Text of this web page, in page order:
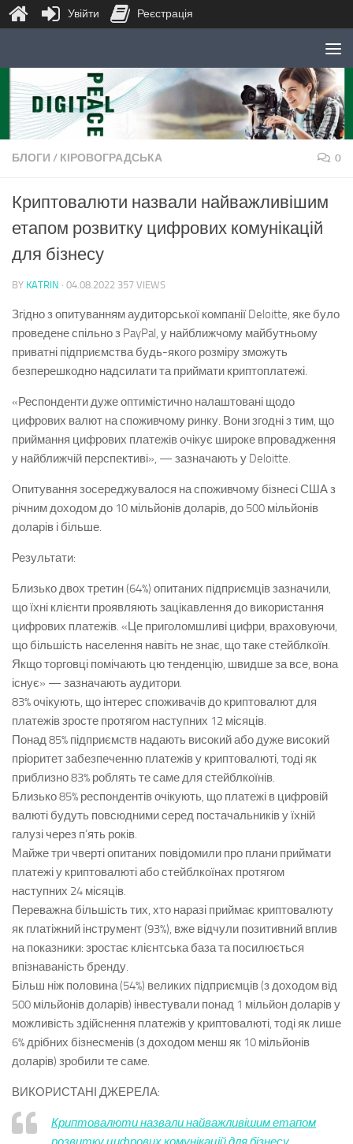
Skip to content
БЛОГИ / КІРОВОГРАДСЬКА 0
Криптовалюти назвали найважливішим
етапом розвитку цифрових комунікацій
для бізнесу
BY KATRIN · 04.08.2022 357 VIEWS
Згідно з опитуванням аудиторської компанії Deloitte, яке було
проведене спільно з PayPal, у найближчому майбутньому
приватні підприємства будь-якого розміру зможуть
безперешкодно надсилати та приймати криптоплатежі.
«Респонденти дуже оптимістично налаштовані щодо
цифрових валют на споживчому ринку. Вони згодні з тим, що
приймання цифрових платежів очікує широке впровадження
у найближчій перспективі», — зазначають у Deloitte.
Опитування зосереджувалося на споживчому бізнесі США з
річним доходом до 10 мільйонів доларів, до 500 мільйонів
доларів і більше.
Результати:
Близько двох третин (64%) опитаних підприємців зазначили,
що їхні клієнти проявляють зацікавлення до використання
цифрових платежів. «Це приголомшливі цифри, враховуючи,
що більшість населення навіть не знає, що таке стейблкоїн.
Якщо торговці помічають цю тенденцію, швидше за все, вона
існує» — зазначають аудитори.
83% очікують, що інтерес споживачів до криптовалют для
платежів зросте протягом наступних 12 місяців.
Понад 85% підприємств надають високий або дуже високий
пріоритет забезпеченню платежів у криптовалюті, тоді як
приблизно 83% роблять те саме для стейблкоїнів.
Близько 85% респондентів очікують, що платежі в цифровій
валюті будуть повсюдними серед постачальників у їхній
галузі через п’ять років.
Майже три чверті опитаних повідомили про плани приймати
платежі у криптовалюті або стейблкоїнах протягом
наступних 24 місяців.
Переважна більшість тих, хто наразі приймає криптовалюту
як платіжний інструмент (93%), вже відчули позитивний вплив
на показники: зростає клієнтська база та посилюється
впізнаваність бренду.
Більш ніж половина (54%) великих підприємців (з доходом від
500 мільйонів доларів) інвестували понад 1 мільйон доларів у
можливість здійснення платежів у криптовалюті, тоді як лише
6% дрібних бізнесменів (з доходом менш як 10 мільйонів
доларів) зробили те саме.
ВИКОРИСТАНІ ДЖЕРЕЛА:
Криптовалюти назвали найважливішим етапом
Увійти Реєстрація